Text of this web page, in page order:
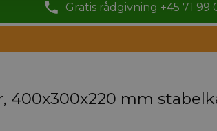
Gratis rådgivning +45 71 99
400x300x220 mm